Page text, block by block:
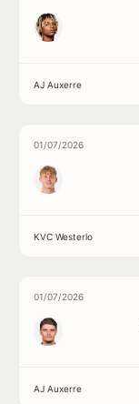
AJ Auxerre
01/07/2026
KVC Westerlo
01/07/2026
AJ Auxerre